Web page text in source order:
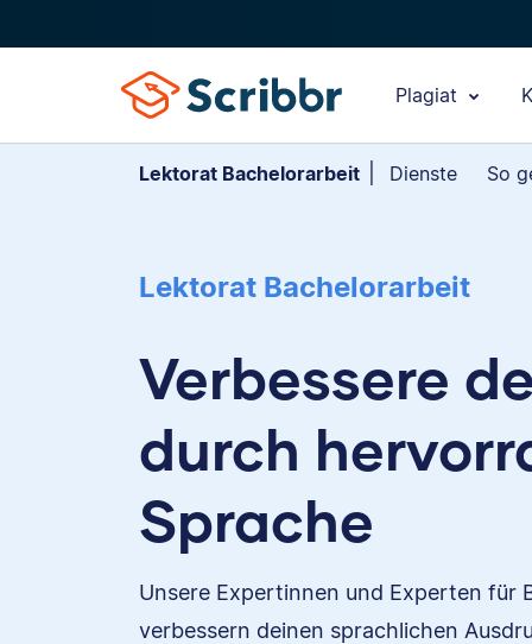
Plagiat
Lektorat Bachelorarbeit Dienste So
Lektorat Bachelorarbeit
Verbessere
durch
Sprache
Unsere Expertinnen und Experten für
verbessern deinen sprachlichen